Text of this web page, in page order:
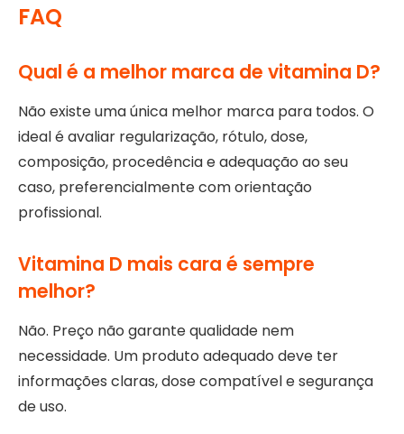
FAQ
Qual é a melhor marca de vitamina D?
Não existe uma única melhor marca para todos. O
ideal é avaliar regularização, rótulo, dose,
composição, procedência e adequação ao seu
caso, preferencialmente com orientação
profissional.
Vitamina D mais cara é sempre
melhor?
Não. Preço não garante qualidade nem
necessidade. Um produto adequado deve ter
informações claras, dose compatível e segurança
de uso.